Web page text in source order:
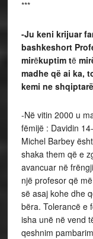
***
-Ju keni krijuar
bashkeshort
mirëkuptim të
madhe që ai ka,
kemi ne
-Në vitin 2000 u
fëmijë : Davidin
Michel Barbey
shaka them që e
avancuar në
një profesor që
së asaj kohe dhe
bëra. Tolerancë e
isha unë në vend
qeshnim